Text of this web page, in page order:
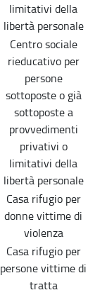
limitativi della
libertà personale
Centro sociale
rieducativo per
persone
sottoposte o già
sottoposte a
provvedimenti
privativi o
limitativi della
libertà personale
Casa rifugio per
donne vittime di
violenza
Casa rifugio per
persone vittime di
tratta